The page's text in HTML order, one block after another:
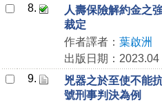
8.
人壽保險解約金之
裁定
作者譯者： 葉啟洲
出版日期：2023.04
9.
兇器之於至使不能
號刑事判決為例